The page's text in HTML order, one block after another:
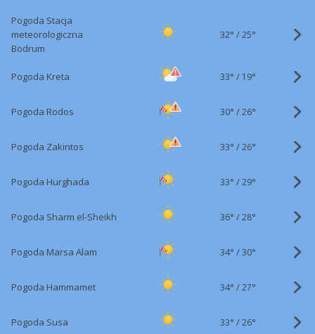
Pogoda Stacja
meteorologiczna
Bodrum
32° /25°
Pogoda Kreta 33° / 19°
Pogoda Rodos 30° /26°
Pogoda Zakintos 33° /26°
Pogoda Hurghada 33° /29°
Pogoda Sharm el-Sheikh 36° /28°
Pogoda Marsa Alam 34° /30°
Pogoda Hammamet 34° /27°
Pogoda Susa 33° /26°